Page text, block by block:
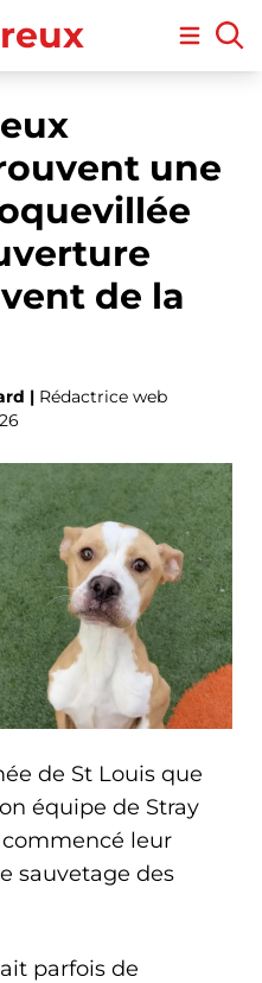
Open
une
de la
| Rédactrice web
de St Louis que
équipe de Stray
commencé leur
sauvetage des
parfois de